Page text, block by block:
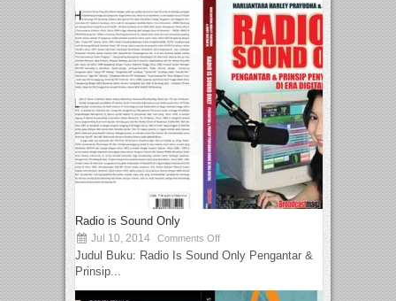
Radio is Sound Only
Jul 10, 2014 Comments Off
Judul Buku: Radio Is Sound Only Pengantar &
Prinsip...